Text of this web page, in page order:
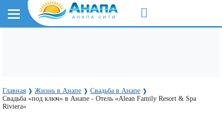
Главная ❱ Жизнь в Анапе ❱ Свадьба в Анапе ❱
Свадьба «под ключ» в Анапе - Отель «Alean Family Resort & Spa
Riviera»